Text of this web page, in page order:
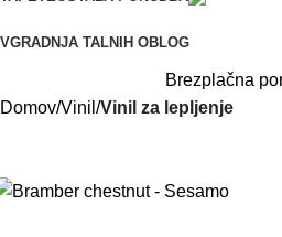
VGRADNJA TALNIH OBLOG
Brezplačna
Domov Vinil Vinil za lepljenje